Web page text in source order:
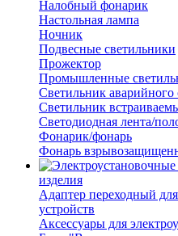
Налобный фонарик
Настольная лампа
Ночник
Подвесные светильники
Прожектор
Промышленные
Светильник аварийного
Светильник
Светодиодная лента/
Фонарик/фонарь
Фонарь
изделия
Адаптер переходный
устройств
Аксессуары для